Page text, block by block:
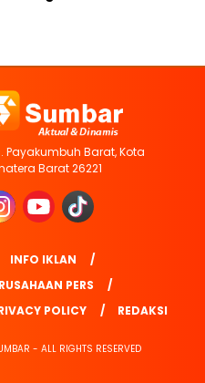
Payakumbuh Barat, Kota
Barat 26221
INFO IKLAN
PERS
POLICY REDAKSI
- ALL RIGHTS RESERVED